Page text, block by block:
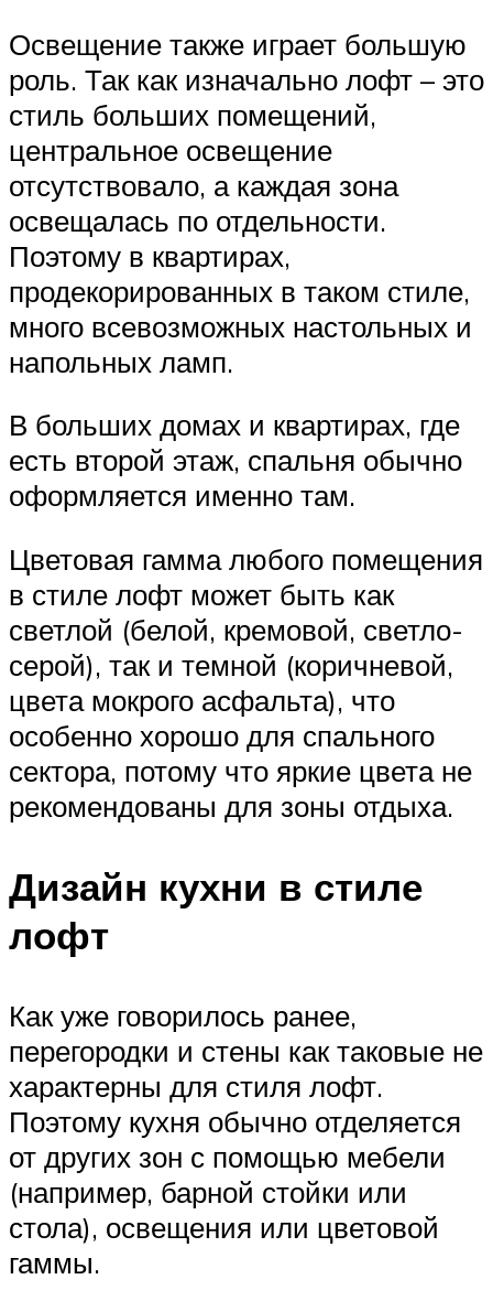
Освещение также играет большую
роль. Так как изначально лофт – это
стиль больших помещений,
центральное освещение
отсутствовало, а каждая зона
освещалась по отдельности.
Поэтому в квартирах,
продекорированных в таком стиле,
много всевозможных настольных и
напольных ламп.
В больших домах и квартирах, где
есть второй этаж, спальня обычно
оформляется именно там.
Цветовая гамма любого помещения
в стиле лофт может быть как
светлой (белой, кремовой, светло-
серой), так и темной (коричневой,
цвета мокрого асфальта), что
особенно хорошо для спального
сектора, потому что яркие цвета не
рекомендованы для зоны отдыха.
Дизайн кухни в стиле
лофт
Как уже говорилось ранее,
перегородки и стены как таковые не
характерны для стиля лофт.
Поэтому кухня обычно отделяется
от других зон с помощью мебели
(например, барной стойки или
стола), освещения или цветовой
гаммы.